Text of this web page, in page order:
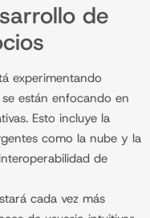
de
experimentando
están enfocando en
Esto incluye la
como la nube y la
de
cada vez más